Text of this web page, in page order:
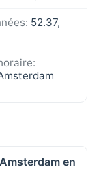
52.37,
en